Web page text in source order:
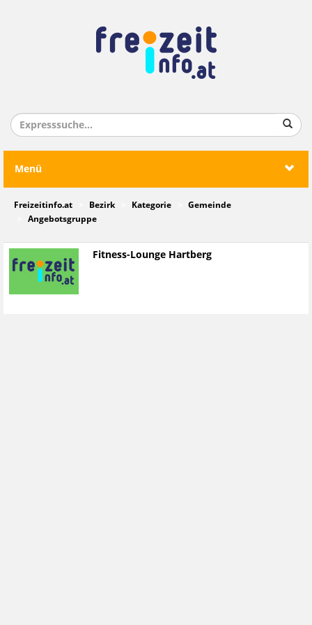
Menü
Freizeitinfo.at Bezirk Kategorie
Gemeinde
Angebotsgruppe
Fitness-Lounge Hartberg